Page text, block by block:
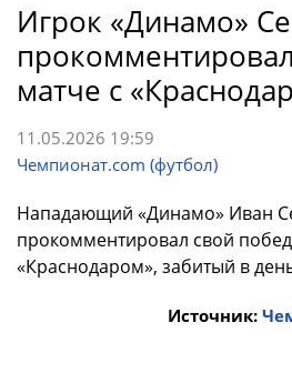
Игрок «Динамо»
матче с
11.05.2026 19:59
Чемпионат.com (футбол)
Нападающий «Динамо» Иван
прокомментировал свой
«Краснодаром», забитый в
Источник: